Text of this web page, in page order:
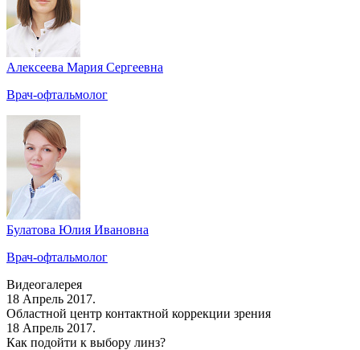
Алексеева Мария Сергеевна
Врач-офтальмолог
Булатова Юлия Ивановна
Врач-офтальмолог
Видеогалерея
18 Апрель 2017.
Областной центр контактной коррекции зрения
18 Апрель 2017.
Как подойти к выбору линз?